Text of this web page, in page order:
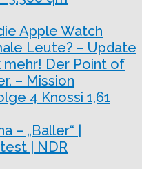
Apple Watch
Leute? – Update
mehr! Der Point of
– Mission
4 Knossi 1,61
– „Baller“ |
| NDR